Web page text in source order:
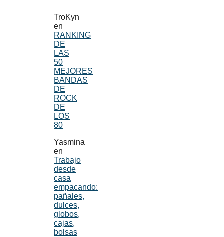
TroKyn
en
RANKING
DE
LAS
50
MEJORES
BANDAS
DE
ROCK
DE
LOS
80
Yasmina
en
Trabajo
desde
casa
empacando:
pañales,
dulces,
globos,
cajas,
bolsas